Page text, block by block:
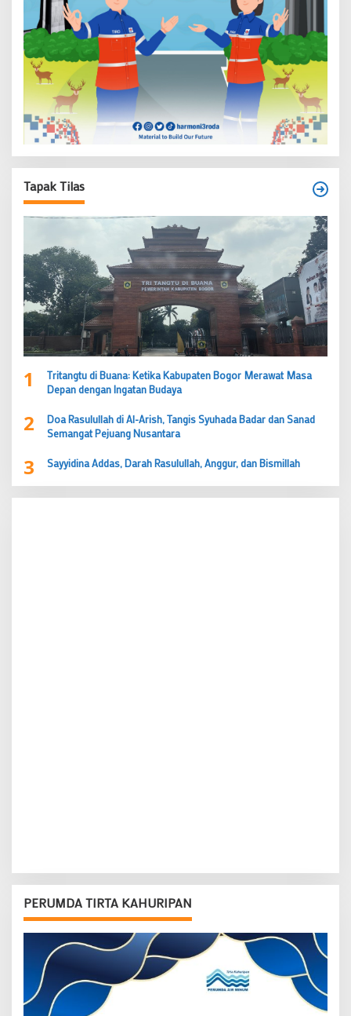
Tapak Tilas
1
Tritangtu di Buana: Ketika Kabupaten Bogor Merawat Masa
Depan dengan Ingatan Budaya
2
Doa Rasulullah di Al-Arish, Tangis Syuhada Badar dan Sanad
Semangat Pejuang Nusantara
3 Sayyidina Addas, Darah Rasulullah, Anggur, dan Bismillah
PERUMDA TIRTA KAHURIPAN